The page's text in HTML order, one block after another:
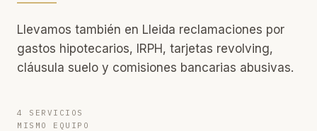
Llevamos también en Lleida reclamaciones por
gastos hipotecarios, IRPH, tarjetas revolving,
cláusula suelo y comisiones bancarias abusivas.
4 SERVICIOS
MISMO EQUIPO